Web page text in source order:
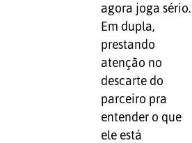
agora joga sério.
Em dupla,
prestando
atenção no
descarte do
parceiro pra
entender o que
ele está